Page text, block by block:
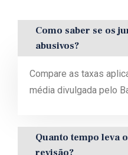
Como saber se os
abusivos?
Compare as taxas
média divulgada pelo
Quanto tempo leva